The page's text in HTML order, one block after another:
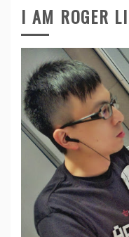
I AM ROGER LI